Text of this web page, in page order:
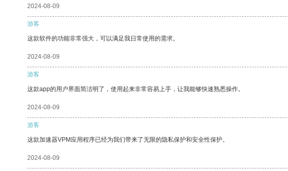
2024-08-09
游客
这款软件的功能非常强大，可以满足我日常使用的需求。
2024-08-09
游客
这款app的用户界面简洁明了，使用起来非常容易上手，让我能够快速熟悉操作。
2024-08-09
游客
这款加速器VPM应用程序已经为我们带来了无限的隐私保护和安全性保护。
2024-08-09